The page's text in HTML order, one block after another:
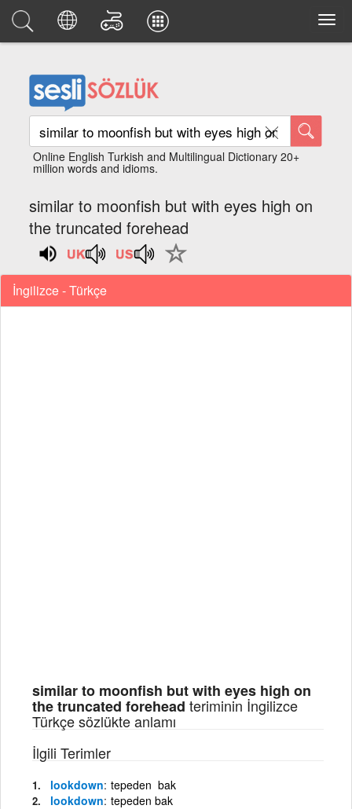
Online English Turkish and Multilingual Dictionary 20+
million words and idioms.
similar to moonfish but with eyes high on
the truncated forehead
İngilizce - Türkçe
similar to moonfish but with eyes high on
the truncated forehead teriminin İngilizce
Türkçe sözlükte anlamı
İlgili Terimler
lookdown tepeden bak
lookdown tepeden bak